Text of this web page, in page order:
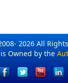
2026 All
is Owned by the